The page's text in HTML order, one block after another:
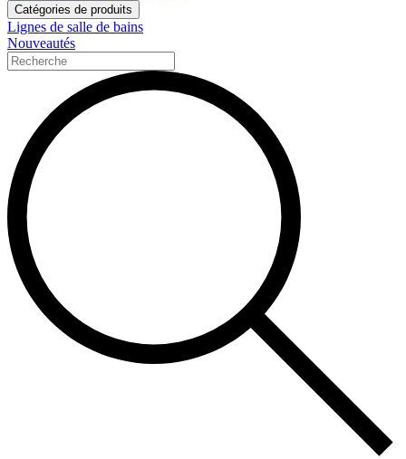
Catégories de produits
Lignes de salle de bains
Nouveautés